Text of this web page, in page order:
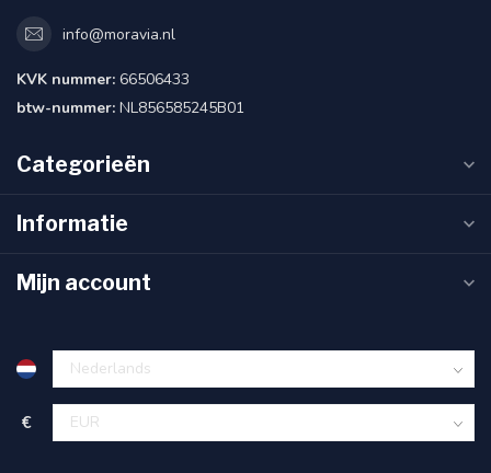
info@moravia.nl
KVK nummer: 66506433
btw-nummer: NL856585245B01
Categorieën
Informatie
Mijn account
€